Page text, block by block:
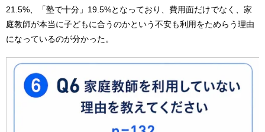
21.5%、「塾で十分」19.5%となっており、費用面だけでなく、家
庭教師が本当に子どもに合うのかという不安も利用をためらう理由
になっているのが分かった。